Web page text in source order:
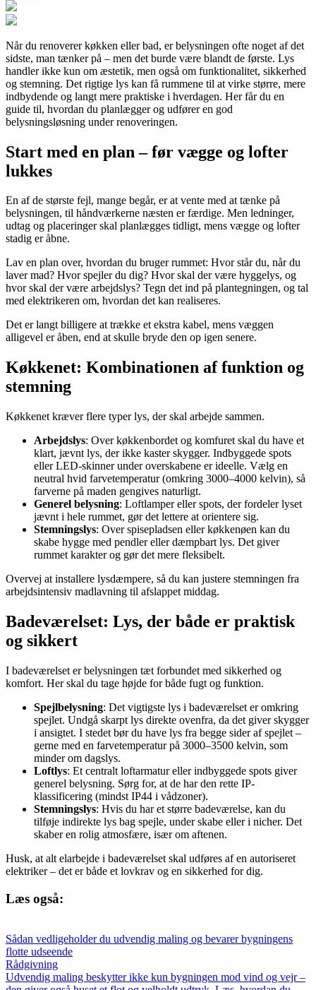
Når du renoverer køkken eller bad, er belysningen ofte noget af det
sidste, man tænker på – men det burde være blandt de første. Lys
handler ikke kun om æstetik, men også om funktionalitet, sikkerhed
og stemning. Det rigtige lys kan få rummene til at virke større, mere
indbydende og langt mere praktiske i hverdagen. Her får du en
guide til, hvordan du planlægger og udfører en god
belysningsløsning under renoveringen.
Start med en plan – før vægge og lofter
lukkes
En af de største fejl, mange begår, er at vente med at tænke på
belysningen, til håndværkerne næsten er færdige. Men ledninger,
udtag og placeringer skal planlægges tidligt, mens vægge og lofter
stadig er åbne.
Lav en plan over, hvordan du bruger rummet: Hvor står du, når du
laver mad? Hvor spejler du dig? Hvor skal der være hyggelys, og
hvor skal der være arbejdslys? Tegn det ind på plantegningen, og tal
med elektrikeren om, hvordan det kan realiseres.
Det er langt billigere at trække et ekstra kabel, mens væggen
alligevel er åben, end at skulle bryde den op igen senere.
Køkkenet: Kombinationen af funktion og
stemning
Køkkenet kræver flere typer lys, der skal arbejde sammen.
Arbejdslys: Over køkkenbordet og komfuret skal du have et
klart, jævnt lys, der ikke kaster skygger. Indbyggede spots
eller LED-skinner under overskabene er ideelle. Vælg en
neutral hvid farvetemperatur (omkring 3000–4000 kelvin), så
farverne på maden gengives naturligt.
Generel belysning: Loftlamper eller spots, der fordeler lyset
jævnt i hele rummet, gør det lettere at orientere sig.
Stemningslys: Over spisepladsen eller køkkenøen kan du
skabe hygge med pendler eller dæmpbart lys. Det giver
rummet karakter og gør det mere fleksibelt.
Overvej at installere lysdæmpere, så du kan justere stemningen fra
arbejdsintensiv madlavning til afslappet middag.
Badeværelset: Lys, der både er praktisk
og sikkert
I badeværelset er belysningen tæt forbundet med sikkerhed og
komfort. Her skal du tage højde for både fugt og funktion.
Spejlbelysning: Det vigtigste lys i badeværelset er omkring
spejlet. Undgå skarpt lys direkte ovenfra, da det giver skygger
i ansigtet. I stedet bør du have lys fra begge sider af spejlet –
gerne med en farvetemperatur på 3000–3500 kelvin, som
minder om dagslys.
Loftlys: Et centralt loftarmatur eller indbyggede spots giver
generel belysning. Sørg for, at de har den rette IP-
klassificering (mindst IP44 i vådzoner).
Stemningslys: Hvis du har et større badeværelse, kan du
tilføje indirekte lys bag spejle, under skabe eller i nicher. Det
skaber en rolig atmosfære, især om aftenen.
Husk, at alt elarbejde i badeværelset skal udføres af en autoriseret
elektriker – det er både et lovkrav og en sikkerhed for dig.
Læs også:
Sådan vedligeholder du udvendig maling og bevarer bygningens
flotte udseende
Rådgivning
Udvendig maling beskytter ikke kun bygningen mod vind og vejr –